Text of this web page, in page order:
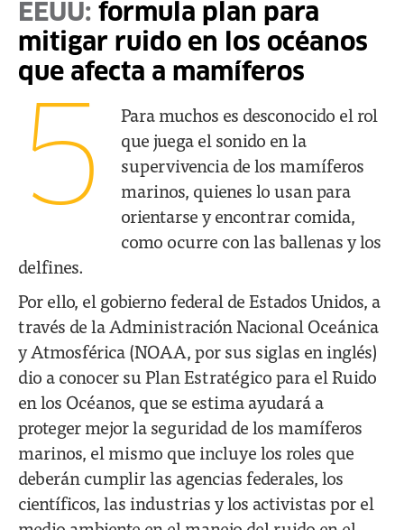
EEUU: formula plan para
mitigar ruido en los océanos
que afecta a mamíferos
5
Para muchos es desconocido el rol
que juega el sonido en la
supervivencia de los mamíferos
marinos, quienes lo usan para
orientarse y encontrar comida,
como ocurre con las ballenas y los
delfines.
Por ello, el gobierno federal de Estados Unidos, a
través de la Administración Nacional Oceánica
y Atmosférica (NOAA, por sus siglas en inglés)
dio a conocer su Plan Estratégico para el Ruido
en los Océanos, que se estima ayudará a
proteger mejor la seguridad de los mamíferos
marinos, el mismo que incluye los roles que
deberán cumplir las agencias federales, los
científicos, las industrias y los activistas por el